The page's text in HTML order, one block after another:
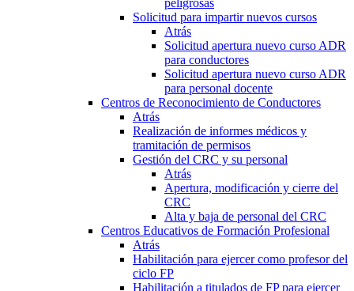
peligrosas
Solicitud para impartir nuevos cursos
Atrás
Solicitud apertura nuevo curso ADR
para conductores
Solicitud apertura nuevo curso ADR
para personal docente
Centros de Reconocimiento de Conductores
Atrás
Realización de informes médicos y
tramitación de permisos
Gestión del CRC y su personal
Atrás
Apertura, modificación y cierre del
CRC
Alta y baja de personal del CRC
Centros Educativos de Formación Profesional
Atrás
Habilitación para ejercer como profesor del
ciclo FP
Habilitación a titulados de FP para ejercer